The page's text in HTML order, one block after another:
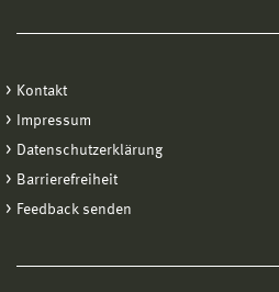
Kontakt
Impressum
Datenschutzerklärung
Barrierefreiheit
Feedback senden